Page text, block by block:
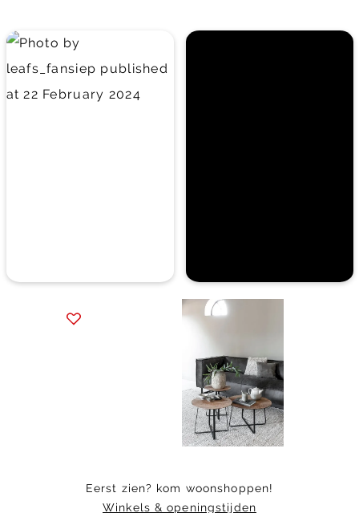
Eerst zien? kom woonshoppen!
Winkels & openingstijden